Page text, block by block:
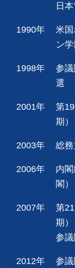
日
1990年
米
ン
1998年
参
選
2001年
第
期）
2003年 総
2006年
内
閣）
2007年
第
期）
参
2012年
参